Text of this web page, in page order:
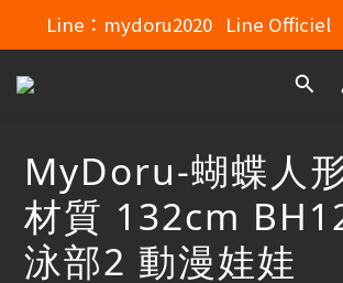
Line：mydoru2020   Line Officiel
Line：mydoru2020   Line Officiel
Mydoru Discord連結
Line：mydoru2020   Line Officiel
MyDoru-蝴蝶人
材質 132cm
泳部2 動漫娃娃